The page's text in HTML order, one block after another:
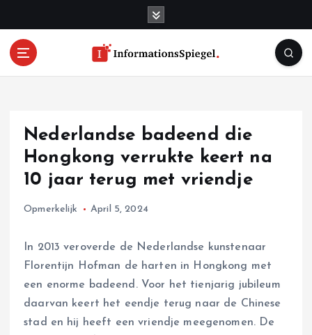
Nederlandse badeend die
Hongkong verrukte keert na
10 jaar terug met vriendje
Opmerkelijk April 5, 2024
In 2013 veroverde de Nederlandse kunstenaar
Florentijn Hofman de harten in Hongkong met
een enorme badeend. Voor het tienjarig jubileum
daarvan keert het eendje terug naar de Chinese
stad en hij heeft een vriendje meegenomen. De